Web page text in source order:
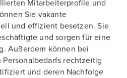
Mitarbeiterprofile und
Sie vakante
und effizient besetzen. Sie
und sorgen für eine
Außerdem können bei
rechtzeitig
und deren Nachfolge